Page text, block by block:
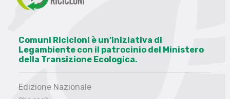
Comuni Ricicloni è un’iniziativa di
Legambiente con il patrocinio del Ministero
della Transizione Ecologica.
Edizione Nazionale